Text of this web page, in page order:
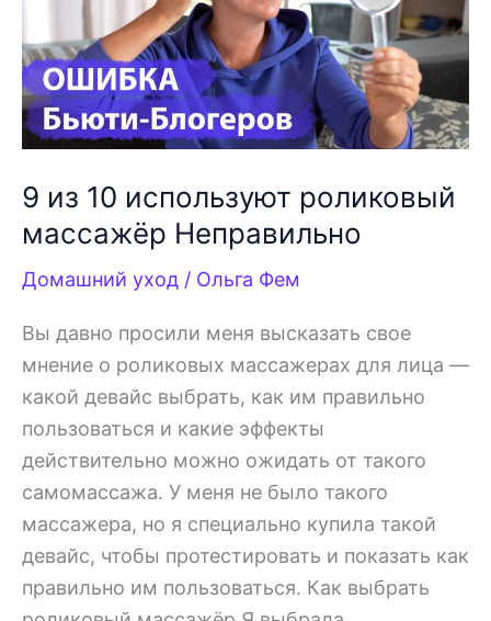
косметолога
9 из 10 используют роликовый
массажёр Неправильно
Домашний уход / Ольга Фем
Вы давно просили меня высказать свое
мнение о роликовых массажерах для лица —
какой девайс выбрать, как им правильно
пользоваться и какие эффекты
действительно можно ожидать от такого
самомассажа. У меня не было такого
массажера, но я специально купила такой
девайс, чтобы протестировать и показать как
правильно им пользоваться. Как выбрать